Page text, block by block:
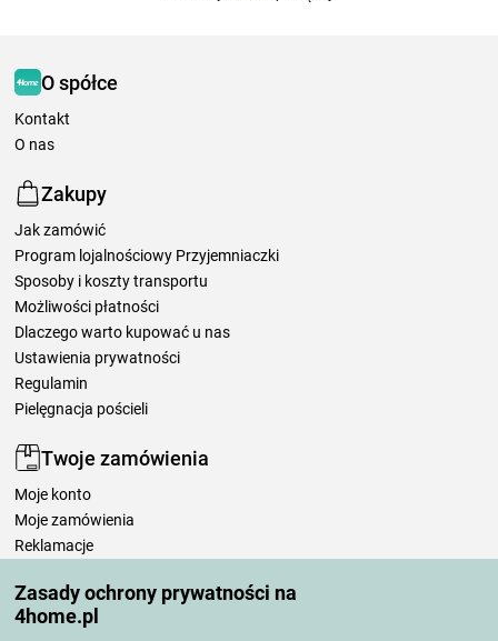
Zasady ochrony prywatności na
4home.pl
O spółce
Kontakt
O nas
Zakupy
Jak zamówić
Program lojalnościowy Przyjemniaczki
Sposoby i koszty transportu
Możliwości płatności
Dlaczego warto kupować u nas
Ustawienia prywatności
Regulamin
Pielęgnacja pościeli
Twoje zamówienia
Moje konto
Moje zamówienia
Reklamacje
Zasady przetwarzania recenzji